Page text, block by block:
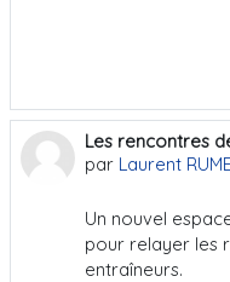
Les rencontres
par Laurent
Un nouvel
pour relayer les
entraîneurs.